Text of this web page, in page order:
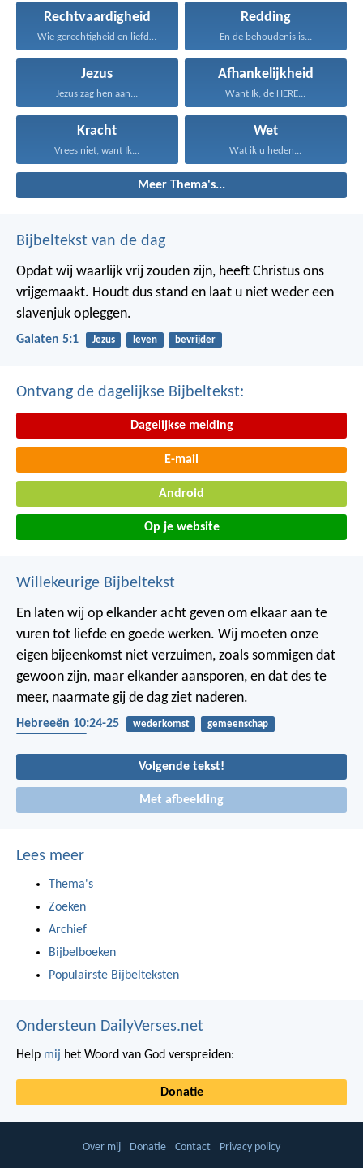
Rechtvaardigheid
Wie gerechtigheid en liefde...
Redding
En de behoudenis is...
Jezus
Jezus zag hen aan...
Afhankelijkheid
Want Ik, de HERE...
Kracht
Vrees niet, want Ik...
Wet
Wat ik u heden...
Meer Thema's...
Bijbeltekst van de dag
Opdat wij waarlijk vrij zouden zijn, heeft Christus ons
vrijgemaakt. Houdt dus stand en laat u niet weder een
slavenjuk opleggen.
Galaten 5:1 Jezus leven bevrijder
Ontvang de dagelijkse Bijbeltekst:
Dagelijkse melding
E-mail
Android
Op je website
Willekeurige Bijbeltekst
En laten wij op elkander acht geven om elkaar aan te
vuren tot liefde en goede werken. Wij moeten onze
eigen bijeenkomst niet verzuimen, zoals sommigen dat
gewoon zijn, maar elkander aansporen, en dat des te
meer, naarmate gij de dag ziet naderen.
Hebreeën 10:24-25 wederkomst
gemeenschap
Volgende tekst!
Met afbeelding
Lees meer
Thema's
Zoeken
Archief
Bijbelboeken
Populairste Bijbelteksten
Ondersteun DailyVerses.net
Help mij het Woord van God verspreiden:
Donatie
Over mij Donatie Contact Privacy policy